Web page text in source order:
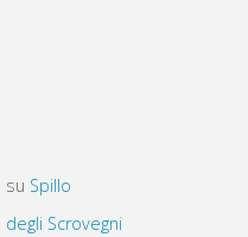
su Spillo
degli Scrovegni